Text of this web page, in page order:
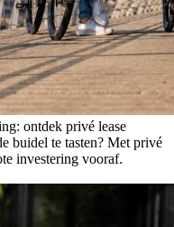
ontdek privé lease
buidel te tasten? Met privé
investering vooraf.